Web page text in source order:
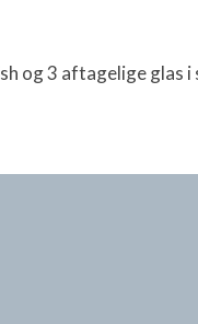
og 3 aftagelige glas i